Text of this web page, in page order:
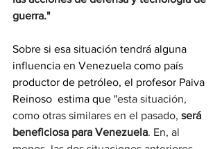
guerra."
Sobre si esa situación tendrá alguna
influencia en Venezuela como país
productor de petróleo, el profesor Paiva
Reinoso  estima que "esta situación,
como otras similares en el pasado, será
beneficiosa para Venezuela. En, al